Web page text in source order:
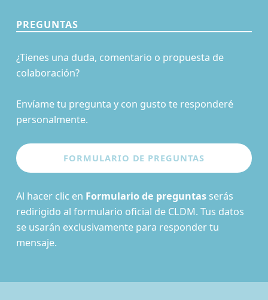
PREGUNTAS
¿Tienes una duda, comentario o propuesta de
colaboración?
Envíame tu pregunta y con gusto te responderé
personalmente.
Al hacer clic en Formulario de preguntasserás
redirigido al formulario oficial de CLDM. Tus datos
se usarán exclusivamente para responder tu
mensaje.